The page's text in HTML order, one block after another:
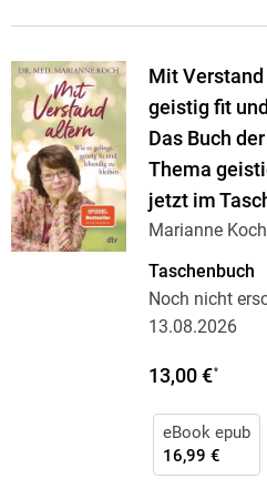
Mit
geistig fit
Das Buch
Thema
jetzt im
Marianne Koch
Taschenbuch
Noch nicht
13.08.2026
13,00 €*
eBook epub
16,99 €